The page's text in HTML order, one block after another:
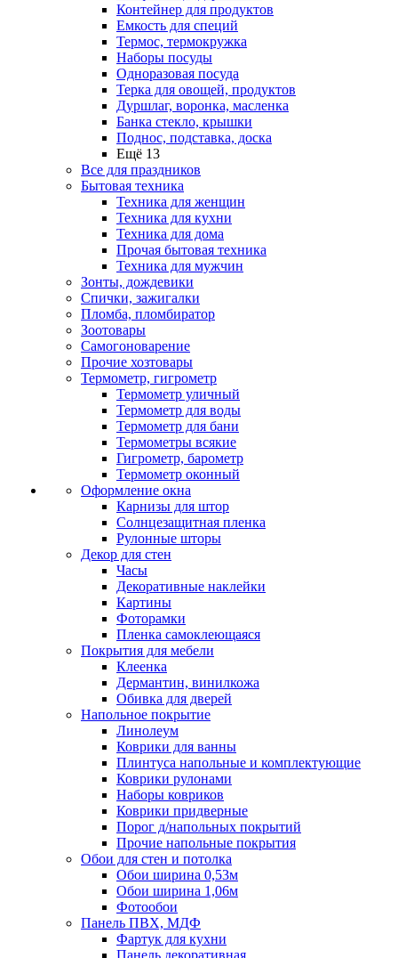
Контейнер для продуктов
Емкость для специй
Термос, термокружка
Наборы посуды
Одноразовая посуда
Терка для овощей, продуктов
Дуршлаг, воронка, масленка
Банка стекло, крышки
Поднос, подставка, доска
Ещё 13
Все для праздников
Бытовая техника
Техника для женщин
Техника для кухни
Техника для дома
Прочая бытовая техника
Техника для мужчин
Зонты, дождевики
Спички, зажигалки
Пломба, пломбиратор
Зоотовары
Самогоноварение
Прочие хозтовары
Термометр, гигрометр
Термометр уличный
Термометр для воды
Термометр для бани
Термометры всякие
Гигрометр, барометр
Термометр оконный
Оформление окна
Карнизы для штор
Солнцезащитная пленка
Рулонные шторы
Декор для стен
Часы
Декоративные наклейки
Картины
Фоторамки
Пленка самоклеющаяся
Покрытия для мебели
Клеенка
Дермантин, винилкожа
Обивка для дверей
Напольное покрытие
Линолеум
Коврики для ванны
Плинтуса напольные и комплектующие
Коврики рулонами
Наборы ковриков
Коврики придверные
Порог д/напольных покрытий
Прочие напольные покрытия
Обои для стен и потолка
Обои ширина 0,53м
Обои ширина 1,06м
Фотообои
Панель ПВХ, МДФ
Фартук для кухни
Панель декоративная